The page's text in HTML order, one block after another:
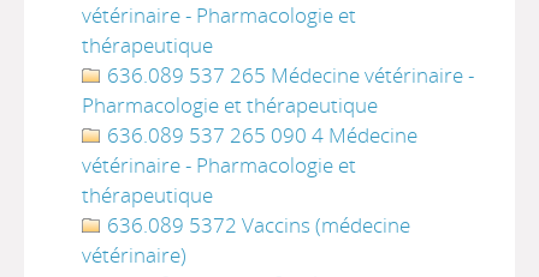
vétérinaire - Pharmacologie et
thérapeutique
636.089 537 265 Médecine vétérinaire -
Pharmacologie et thérapeutique
636.089 537 265 090 4 Médecine
vétérinaire - Pharmacologie et
thérapeutique
636.089 5372 Vaccins (médecine
vétérinaire)